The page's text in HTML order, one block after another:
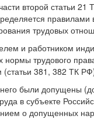
второй статьи
трудовых
и работником
трудового
381, 382 ТК
были допущены
в субъекте
о допущенных